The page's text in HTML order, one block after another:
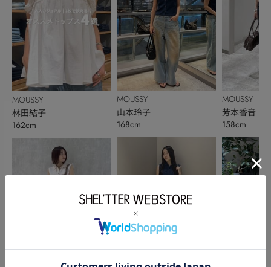
MOUSSY
林田結子
162cm
MOUSSY
山本玲子
168cm
MOUSSY
芳本香音
158cm